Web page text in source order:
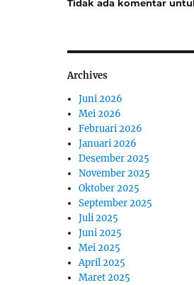
Tidak ada komentar
Archives
Juni 2026
Mei 2026
Februari 2026
Januari 2026
Desember 2025
November 2025
Oktober 2025
September 2025
Juli 2025
Juni 2025
Mei 2025
April 2025
Maret 2025